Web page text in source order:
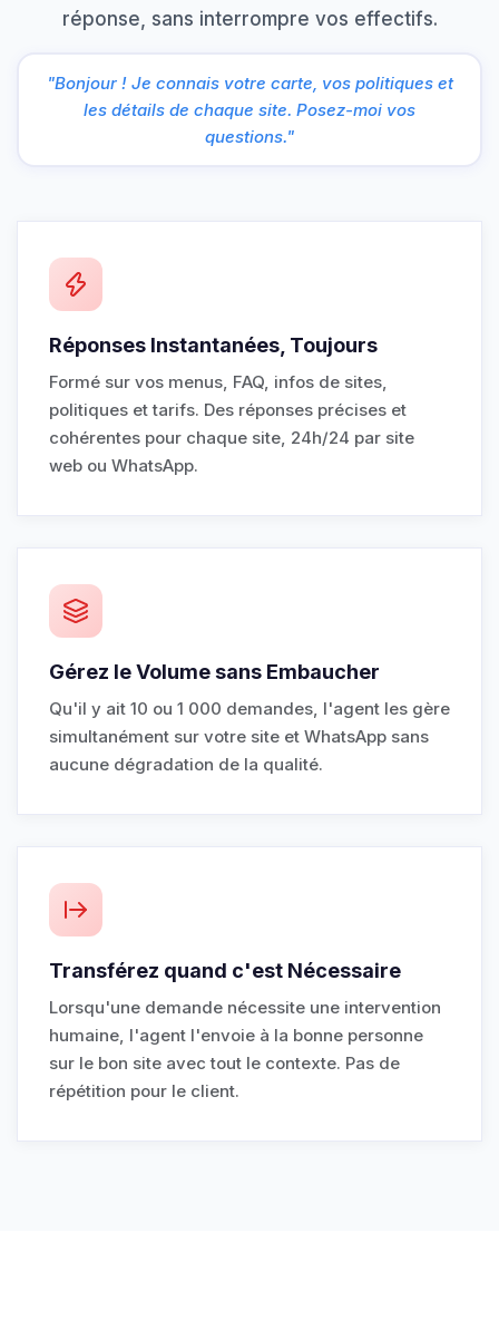
réponse, sans interrompre vos effectifs.
"Bonjour ! Je connais votre carte, vos politiques et
les détails de chaque site. Posez-moi vos
questions."
Réponses Instantanées, Toujours
Formé sur vos menus, FAQ, infos de sites,
politiques et tarifs. Des réponses précises et
cohérentes pour chaque site, 24h/24 par site
web ou WhatsApp.
Gérez le Volume sans Embaucher
Qu'il y ait 10 ou 1 000 demandes, l'agent les gère
simultanément sur votre site et WhatsApp sans
aucune dégradation de la qualité.
Transférez quand c'est Nécessaire
Lorsqu'une demande nécessite une intervention
humaine, l'agent l'envoie à la bonne personne
sur le bon site avec tout le contexte. Pas de
répétition pour le client.